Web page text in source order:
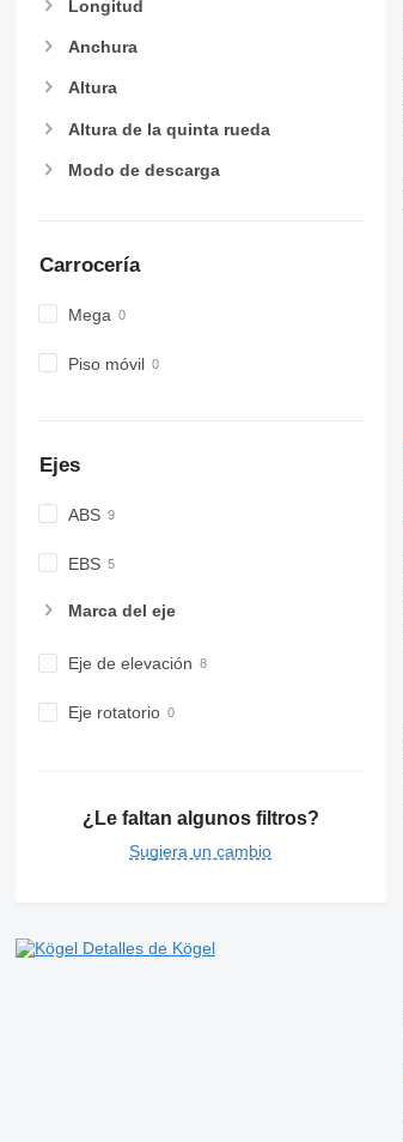
Longitud
Anchura
Altura
Altura de la quinta rueda
Modo de descarga
Carrocería
Mega
Piso móvil
Ejes
ABS
EBS
Marca del eje
Eje de elevación
Eje rotatorio
¿Le faltan algunos filtros?
Sugiera un cambio
Detalles de Kögel